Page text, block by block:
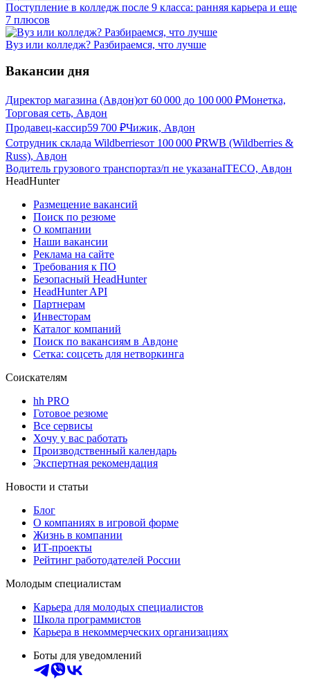
Поступление в колледж после 9 класса: ранняя карьера и еще
7 плюсов
Вуз или колледж? Разбираемся, что лучше
Вакансии дня
Директор магазина (Авдон)от 60 000 до 100 000 ₽Монетка,
Торговая сеть, Авдон
Продавец-кассир59 700 ₽Чижик, Авдон
Сотрудник склада Wildberriesот 100 000 ₽RWB (Wildberries &
Russ), Авдон
Водитель грузового транспортаз/п не указанаITECO, Авдон
HeadHunter
Размещение вакансий
Поиск по резюме
О компании
Наши вакансии
Реклама на сайте
Требования к ПО
Безопасный HeadHunter
HeadHunter API
Партнерам
Инвесторам
Каталог компаний
Поиск по вакансиям в Авдоне
Сетка: соцсеть для нетворкинга
Соискателям
hh PRO
Готовое резюме
Все сервисы
Хочу у вас работать
Производственный календарь
Экспертная рекомендация
Новости и статьи
Блог
О компаниях в игровой форме
Жизнь в компании
ИТ-проекты
Рейтинг работодателей России
Молодым специалистам
Карьера для молодых специалистов
Школа программистов
Карьера в некоммерческих организациях
Боты для уведомлений